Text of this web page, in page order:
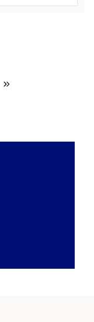
Przejdź do ostatniej